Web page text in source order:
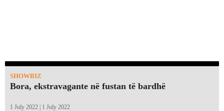
SHOWBIZ
Bora, ekstravagante në fustan të bardhë
1 July 2022 | 1 July 2022